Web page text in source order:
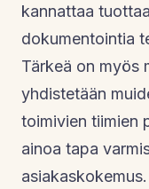
kannattaa
dokumentointia
Tärkeä on myös
yhdistetään
toimivien tiimien
ainoa tapa
asiakaskokemus.